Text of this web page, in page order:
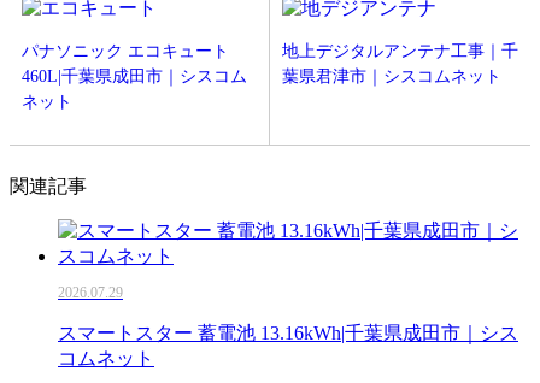
パナソニック エコキュート
460L|千葉県成田市｜シスコム
ネット
地上デジタルアンテナ工事｜千
葉県君津市｜シスコムネット
関連記事
2026.07.29
スマートスター 蓄電池 13.16kWh|千葉県成田市｜シス
コムネット